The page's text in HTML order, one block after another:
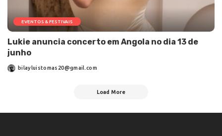
EVENTOS & FESTIVAIS
Lukie anuncia concerto em Angola no dia 13 de
junho
bilayluistomas20@gmail.com
Load More